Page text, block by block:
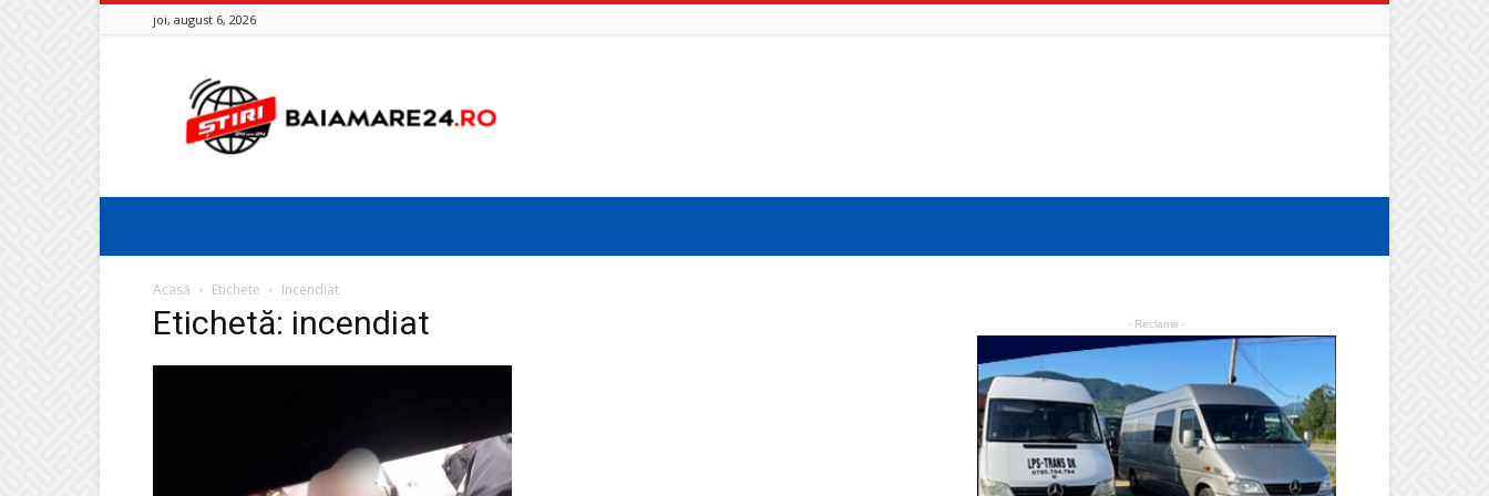
joi, august 6, 2026
Baia
Mare
24
Acasă Etichete Incendiat
Etichetă: incendiat - Reclame -